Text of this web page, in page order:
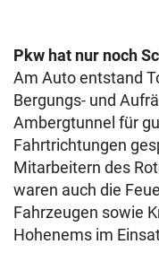
Pkw hat nur noch
Am Auto entstand
Bergungs- und
Ambergtunnel für
Fahrtrichtungen
Mitarbeitern des
waren auch die
Fahrzeugen sowie
Hohenems im